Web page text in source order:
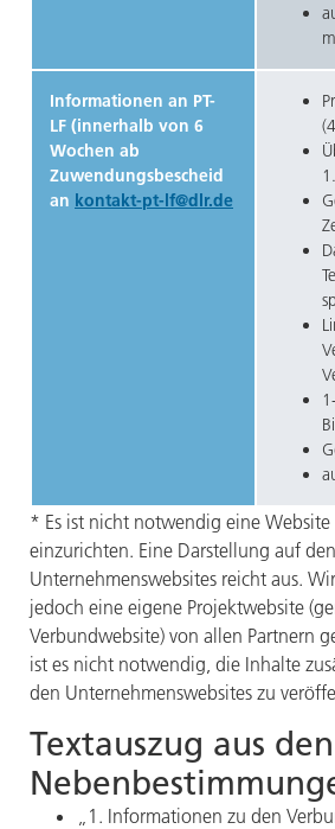
Informationen an PT-
LF (innerhalb von 6
Wochen ab
Zuwendungsbescheid
an kontakt-pt-lf@dlr.de
* Es ist nicht notwendig eine
einzurichten. Eine Darstellung auf den
Unternehmenswebsites reicht aus.
jedoch eine eigene Projektwebsite
Verbundwebsite) von allen Partnern
ist es nicht notwendig, die Inhalte
den Unternehmenswebsites zu
Textauszug aus den
„1. Informationen zu den